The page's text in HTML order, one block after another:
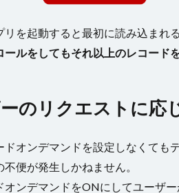
リを起動すると最初に読み込まれ
ールをしてもそれ以上のレコード
のリクエストに応
ドオンデマンドを設定しなくて
便が発生しかねません。
オンデマンドをONにしてユーザ